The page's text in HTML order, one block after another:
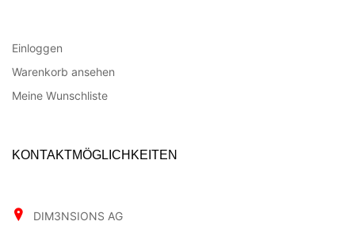
Einloggen
Warenkorb ansehen
Meine Wunschliste
KONTAKTMÖGLICHKEITEN
DIM3NSIONS AG